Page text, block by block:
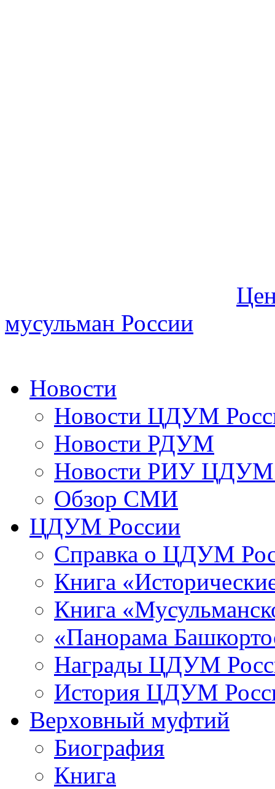
мусульман России
Новости
Новости ЦДУМ
Новости РДУМ
Новости РИУ ЦДУМ
Обзор СМИ
ЦДУМ России
Справка о ЦДУМ
Книга
Книга
«Панорама
Награды ЦДУМ
История ЦДУМ
Верховный муфтий
Биография
Книга